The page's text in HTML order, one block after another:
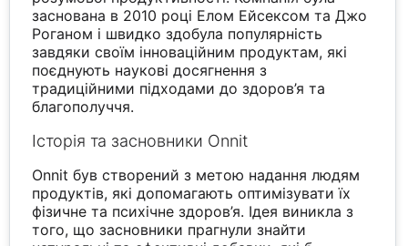
заснована в 2010 році Елом Ейсексом та Джо
Роганом і швидко здобула популярність
завдяки своїм інноваційним продуктам, які
поєднують наукові досягнення з
традиційними підходами до здоров’я та
благополуччя.
Історія та засновники Onnit
Onnit був створений з метою надання людям
продуктів, які допомагають оптимізувати їх
фізичне та психічне здоров’я. Ідея виникла з
того, що засновники прагнули знайти